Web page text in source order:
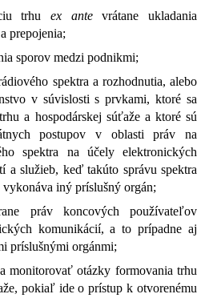
trhu ex antevrátane ukladania
prepojenia;
sporov medzi podnikmi;
spektra a rozhodnutia, alebo
v súvislosti s prvkami, ktoré sa
a hospodárskej súťaže a ktoré sú
postupov v oblasti práv na
spektra na účely elektronických
a služieb, keď takúto správu spektra
vykonáva iný príslušný orgán;
práv koncových používateľov
komunikácií, a to prípadne aj
príslušnými orgánmi;
monitorovať otázky formovania trhu
pokiaľ ide o prístup k otvorenému